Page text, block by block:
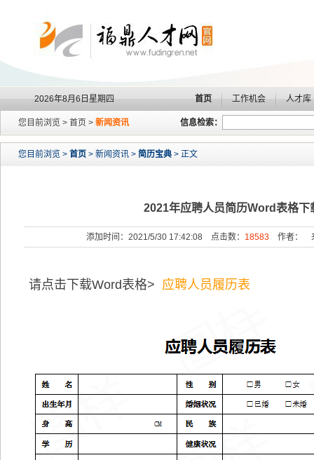
2026年8月6日星期四 首页 工作机会 人才库
您目前浏览 > 首页 > 新闻资讯 信息检索：
您目前浏览 > 首页 > 新闻资讯 > 简历宝典 > 正文
2021年应聘人员简历Word表格下
添加时间：2021/5/30 17:42:08 点击数： 18583作者： 来
请点击下载Word表格> 应聘人员履历表